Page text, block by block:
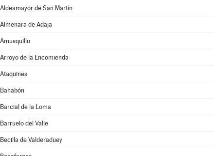
Aldeamayor de San Martín
Almenara de Adaja
Amusquillo
Arroyo de la Encomienda
Ataquines
Bahabón
Barcial de la Loma
Barruelo del Valle
Becilla de Valderaduey